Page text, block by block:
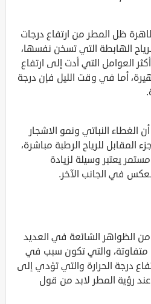
ظل المطر من ارتفاع درجات
الهابطة التي تسخن نفسها،
العوامل التي أدت إلى ارتفاع
أما في وقت الليل فإن درجة
الغطاء النباتي ونمو الاشجار
المقابل للرياح الرطبة مباشرة،
يعتبر وسيلة لزيادة
في الجانب الآخر.
الظواهر الشائعة في العديد
متفاوتة، والتي تكون سبب في
درجة الحرارة والتي تؤدي إلى
رؤية المطر لابد من قول